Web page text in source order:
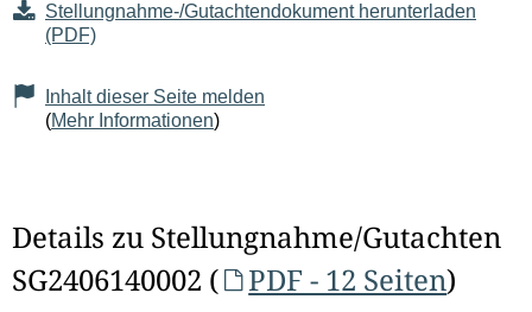
Stellungnahme-/Gutachtendokument herunterladen
(PDF)
Inhalt dieser Seite melden
(Mehr Informationen)
Details zu Stellungnahme/Gutachten
SG2406140002 (
PDF - 12 Seiten)